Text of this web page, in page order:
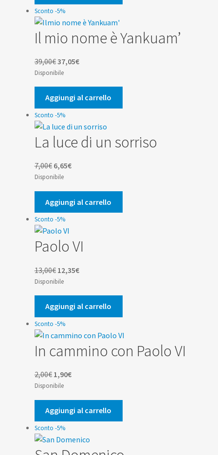
9,90€.9,41€.
Sconto -5%
Il mio nome è Yankuam’
39,00€ Il
prezzo
originale
era:
39,00€.
37,05€Il
attuale
è:
37,05€.
Disponibile
Aggiungi al carrello
Sconto -5%
La luce di un sorriso
7,00€ Il
prezzo
originale
era:
7,00€.
6,65€Il
attuale
è:
6,65€.
Disponibile
Aggiungi al carrello
Sconto -5%
Paolo VI
13,00€ Il
prezzo
originale
era:
13,00€.
12,35€Il
attuale
è:
12,35€.
Disponibile
Aggiungi al carrello
Sconto -5%
In cammino con Paolo VI
2,00€ Il
prezzo
originale
era:
2,00€.
1,90€Il
attuale
è:
1,90€.
Disponibile
Aggiungi al carrello
Sconto -5%